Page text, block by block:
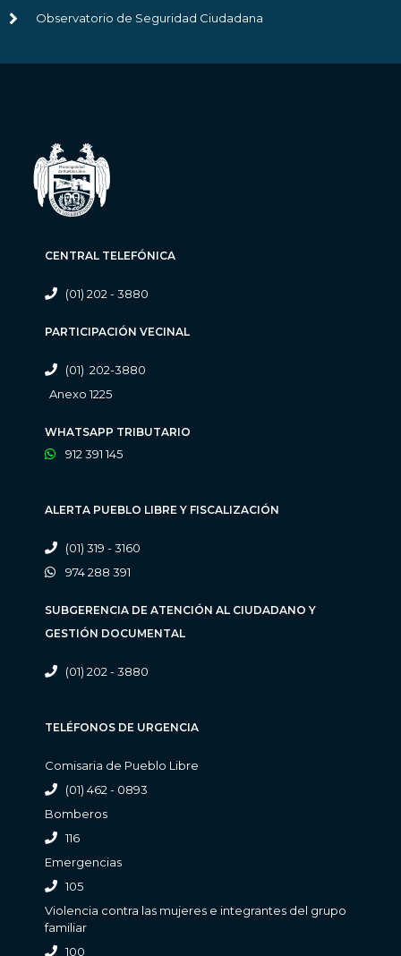
Observatorio de Seguridad Ciudadana
CENTRAL TELEFÓNICA
(01) 202 - 3880
PARTICIPACIÓN VECINAL
(01) 202-3880
Anexo 1225
WHATSAPP TRIBUTARIO
912 391 145
ALERTA PUEBLO LIBRE Y FISCALIZACIÓN
(01) 319 - 3160
974 288 391
SUBGERENCIA DE ATENCIÓN AL CIUDADANO Y
GESTIÓN DOCUMENTAL
(01) 202 - 3880
TELÉFONOS DE URGENCIA
Comisaria de Pueblo Libre
(01) 462 - 0893
Bomberos
116
Emergencias
105
Violencia contra las mujeres e integrantes del grupo
familiar
100